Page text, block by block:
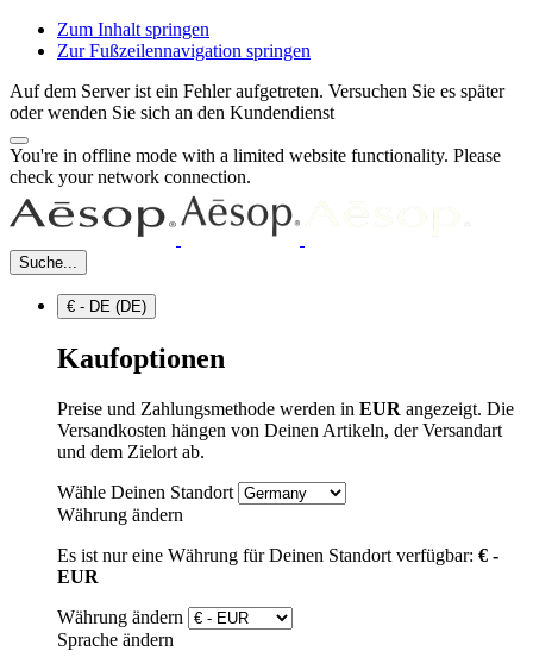
Zum Inhalt springen
Zur Fußzeilennavigation springen
Auf dem Server ist ein Fehler aufgetreten. Versuchen Sie es später
oder wenden Sie sich an den Kundendienst
You're in offline mode with a limited website functionality. Please
check your network connection.
Suche...
€ - DE (DE)
Kaufoptionen
Preise und Zahlungsmethode werden in EUR angezeigt. Die
Versandkosten hängen von Deinen Artikeln, der Versandart
und dem Zielort ab.
Wähle Deinen Standort
Währung ändern
Es ist nur eine Währung für Deinen Standort verfügbar: € -
EUR
Währung ändern
Sprache ändern